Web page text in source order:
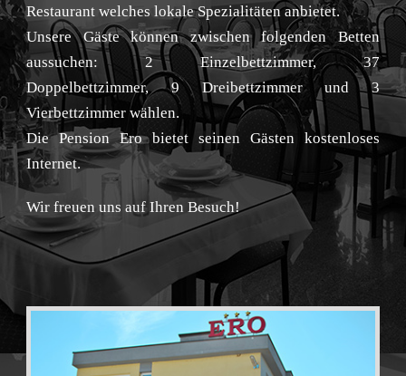
Restaurant welches lokale Spezialitäten anbietet.
Unsere Gäste können zwischen folgenden Betten
aussuchen: 2 Einzelbettzimmer, 37
Doppelbettzimmer, 9 Dreibettzimmer und 3
Vierbettzimmer wählen.
Die Pension Ero bietet seinen Gästen kostenloses
Internet.
Wir freuen uns auf Ihren Besuch!